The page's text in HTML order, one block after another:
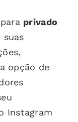
para privado
opção de
Instagram